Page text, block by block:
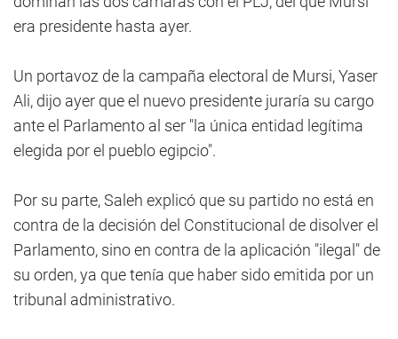
era presidente hasta ayer.
Un portavoz de la campaña electoral de Mursi, Yaser
Ali, dijo ayer que el nuevo presidente juraría su cargo
ante el Parlamento al ser "la única entidad legítima
elegida por el pueblo egipcio".
Por su parte, Saleh explicó que su partido no está en
contra de la decisión del Constitucional de disolver el
Parlamento, sino en contra de la aplicación "ilegal" de
su orden, ya que tenía que haber sido emitida por un
tribunal administrativo.